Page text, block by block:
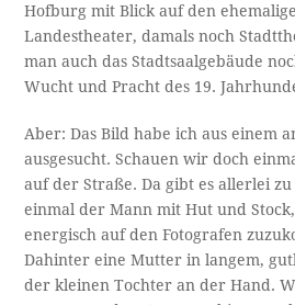
Hofburg mit Blick auf den
Landestheater, damals noch
man auch das Stadtsaalgebäude
Wucht und Pracht des 19.
Aber: Das Bild habe ich aus einem
ausgesucht. Schauen wir doch
auf der Straße. Da gibt es allerlei
einmal der Mann mit Hut und
energisch auf den Fotografen
Dahinter eine Mutter in langem,
der kleinen Tochter an der Hand.